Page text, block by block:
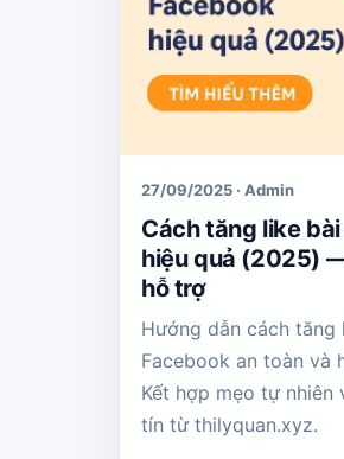
27/09/2025 · Admin
Cách tăng like
hiệu quả (2025)
hỗ trợ
Hướng dẫn cách tăng
Facebook an toàn và
Kết hợp mẹo tự
tín từ thilyquan.xyz.